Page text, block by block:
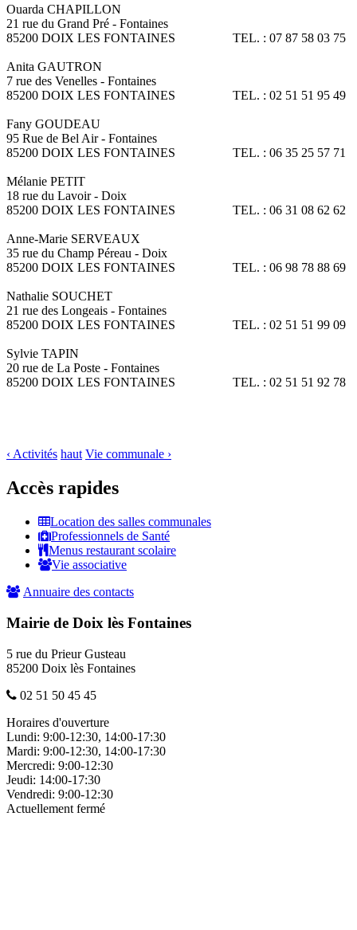
Ouarda CHAPILLON
21 rue du Grand Pré - Fontaines
85200 DOIX LES FONTAINES TEL. : 07 87 58 03 75
Anita GAUTRON
7 rue des Venelles - Fontaines
85200 DOIX LES FONTAINES TEL. : 02 51 51 95 49
Fany GOUDEAU
95 Rue de Bel Air - Fontaines
85200 DOIX LES FONTAINES TEL. : 06 35 25 57 71
Mélanie PETIT
18 rue du Lavoir - Doix
85200 DOIX LES FONTAINES TEL. : 06 31 08 62 62
Anne-Marie SERVEAUX
35 rue du Champ Péreau - Doix
85200 DOIX LES FONTAINES TEL. : 06 98 78 88 69
Nathalie SOUCHET
21 rue des Longeais - Fontaines
85200 DOIX LES FONTAINES TEL. : 02 51 51 99 09
Sylvie TAPIN
20 rue de La Poste - Fontaines
85200 DOIX LES FONTAINES TEL. : 02 51 51 92 78
‹ Activités haut Vie communale ›
Accès rapides
Location des salles communales
Professionnels de Santé
Menus restaurant scolaire
Vie associative
Annuaire des contacts
Mairie de Doix lès Fontaines
5 rue du Prieur Gusteau
85200 Doix lès Fontaines
02 51 50 45 45
Horaires d'ouverture
Lundi: 9:00-12:30, 14:00-17:30
Mardi: 9:00-12:30, 14:00-17:30
Mercredi: 9:00-12:30
Jeudi: 14:00-17:30
Vendredi: 9:00-12:30
Actuellement fermé